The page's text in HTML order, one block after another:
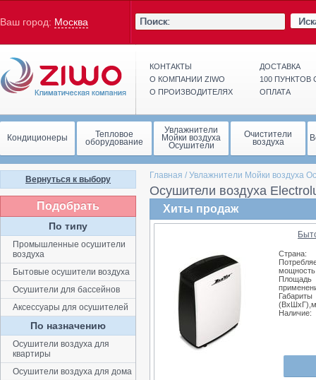
Ваш город: Москва
КОНТАКТЫ
О КОМПАНИИ ZIWO
О ПРОИЗВОДИТЕЛЯХ
ДОСТАВКА
100
ОПЛАТА
Кондиционеры Тепловое
оборудование
Увлажнители
Мойки воздуха
Осушители
Очистители
воздуха
Главная / Увлажнители Мойки воздуха
Осушители воздуха
Хиты продаж
Страна:
Площадь
Габариты
Наличие:
Вернуться к выбору
Подобрать
По типу
Промышленные осушители
воздуха
Бытовые осушители воздуха
Осушители для бассейнов
Аксессуары для осушителей
По назначению
Осушители воздуха для
квартиры
Осушители воздуха для дома